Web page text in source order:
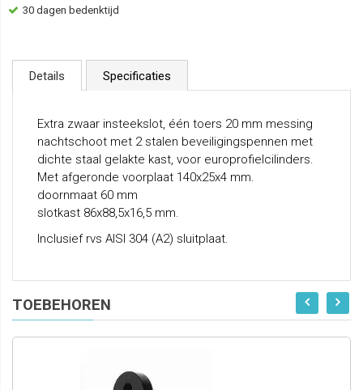
30 dagen bedenktijd
Details Specificaties
Extra zwaar insteekslot, één toers 20 mm messing
nachtschoot met 2 stalen beveiligingspennen met
dichte staal gelakte kast, voor europrofielcilinders.
Met afgeronde voorplaat 140x25x4 mm.
doornmaat 60 mm
slotkast 86x88,5x16,5 mm.
Inclusief rvs AISI 304 (A2) sluitplaat.
TOEBEHOREN